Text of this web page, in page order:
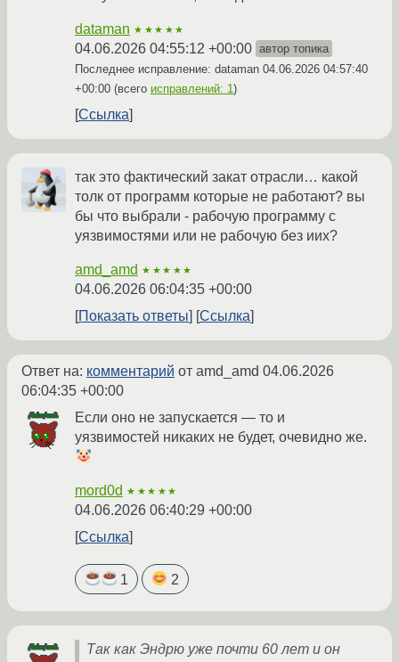
dataman ★★★★★
04.06.2026 04:55:12 +00:00 автор топика
Последнее исправление: dataman 04.06.2026 04:57:40
+00:00 (всего исправлений: 1)
Ссылка
так это фактический закат отрасли… какой
толк от программ которые не работают? вы
бы что выбрали - рабочую программу с
уязвимостями или не рабочую без иих?
amd_amd ★★★★★
04.06.2026 06:04:35 +00:00
Показать ответы
Ссылка
Ответ на: комментарий от amd_amd 04.06.2026
06:04:35 +00:00
Если оно не запускается — то и
уязвимостей никаких не будет, очевидно же.
mord0d ★★★★★
04.06.2026 06:40:29 +00:00
Ссылка
1 2
Так как Эндрю уже почти 60 лет и он